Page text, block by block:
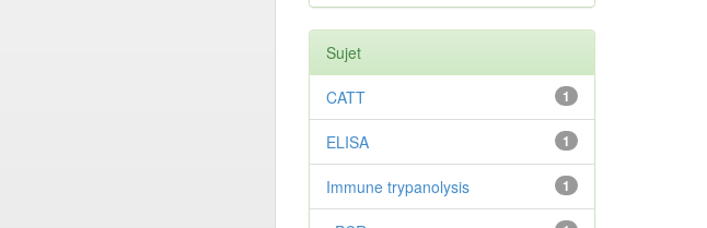
Sujet
1
CATT
1
ELISA
1
Immune trypanolysis